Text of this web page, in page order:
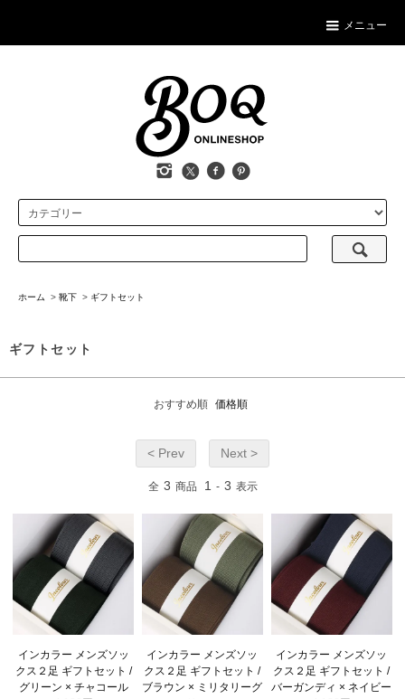
メニュー
ホーム > 靴下 > ギフトセット
ギフトセット
おすすめ順 価格順
< Prev Next >
全 3 商品 1 - 3 表示
インカラー メンズソッ
クス２足 ギフトセット /
グリーン × チャコール
インカラー メンズソッ
クス２足 ギフトセット /
ブラウン × ミリタリーグ
インカラー メンズソッ
クス２足 ギフトセット /
バーガンディ × ネイビー